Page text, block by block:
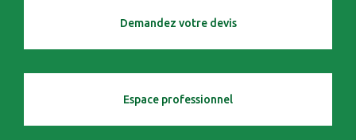
Demandez votre devis
Espace professionnel